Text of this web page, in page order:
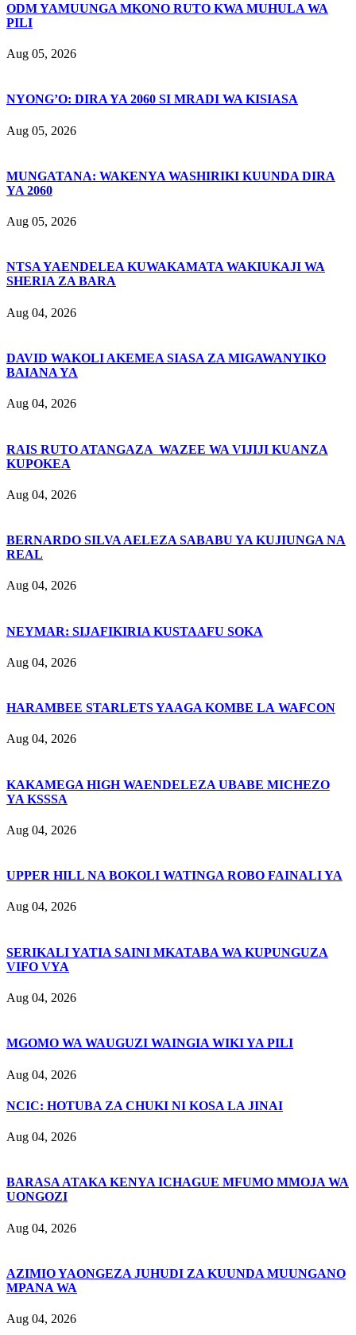
ODM YAMUUNGA MKONO RUTO KWA MUHULA WA
PILI
Aug 05, 2026
NYONG’O: DIRA YA 2060 SI MRADI WA KISIASA
Aug 05, 2026
MUNGATANA: WAKENYA WASHIRIKI KUUNDA DIRA
YA 2060
Aug 05, 2026
NTSA YAENDELEA KUWAKAMATA WAKIUKAJI WA
SHERIA ZA BARA
Aug 04, 2026
DAVID WAKOLI AKEMEA SIASA ZA MIGAWANYIKO
BAIANA YA
Aug 04, 2026
RAIS RUTO ATANGAZA WAZEE WA VIJIJI KUANZA
KUPOKEA
Aug 04, 2026
BERNARDO SILVA AELEZA SABABU YA KUJIUNGA NA
REAL
Aug 04, 2026
NEYMAR: SIJAFIKIRIA KUSTAAFU SOKA
Aug 04, 2026
HARAMBEE STARLETS YAAGA KOMBE LA WAFCON
Aug 04, 2026
KAKAMEGA HIGH WAENDELEZA UBABE MICHEZO
YA KSSSA
Aug 04, 2026
UPPER HILL NA BOKOLI WATINGA ROBO FAINALI YA
Aug 04, 2026
SERIKALI YATIA SAINI MKATABA WA KUPUNGUZA
VIFO VYA
Aug 04, 2026
MGOMO WA WAUGUZI WAINGIA WIKI YA PILI
Aug 04, 2026
NCIC: HOTUBA ZA CHUKI NI KOSA LA JINAI
Aug 04, 2026
BARASA ATAKA KENYA ICHAGUE MFUMO MMOJA WA
UONGOZI
Aug 04, 2026
AZIMIO YAONGEZA JUHUDI ZA KUUNDA MUUNGANO
MPANA WA
Aug 04, 2026